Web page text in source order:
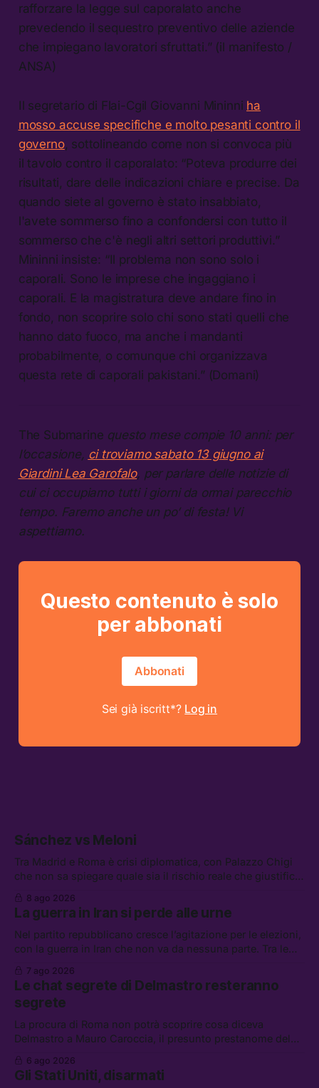
rafforzare la legge sul caporalato anche
prevedendo il sequestro preventivo delle aziende
che impiegano lavoratori sfruttati.” (il manifesto /
ANSA)
Il segretario di Flai-Cgil Giovanni Mininni ha
mosso accuse specifiche e molto pesanti contro il
governo, sottolineando come non si convoca più
il tavolo contro il caporalato: “Poteva produrre dei
risultati, dare delle indicazioni chiare e precise. Da
quando siete al governo è stato insabbiato,
l'avete sommerso fino a confondersi con tutto il
sommerso che c'è negli altri settori produttivi.”
Mininni insiste: “Il problema non sono solo i
caporali. Sono le imprese che ingaggiano i
caporali. E la magistratura deve andare fino in
fondo, non scoprire solo chi sono stati quelli che
hanno dato fuoco, ma anche i mandanti
probabilmente, o comunque chi organizzava
questa rete di caporali pakistani.” (Domani)
The Submarine questo mese compie 10 anni: per
l’occasione, ci troviamo sabato 13 giugno ai
Giardini Lea Garofalo, per parlare delle notizie di
cui ci occupiamo tutti i giorni da ormai parecchio
tempo. Faremo anche un po’ di festa! Vi
aspettiamo.
Questo contenuto è solo
per abbonati
Abbonati
Sei già iscritt*? Log in
Sánchez vs Meloni
Tra Madrid e Roma è crisi diplomatica, con Palazzo Chigi
che non sa spiegare quale sia il rischio reale che giustifica
di difesa tra Arabia Saudita, Pakistan e Turchia, la crisi del
carburante irregolare, e un altro caso di IA ribelle
8 ago 2026
La guerra in Iran si perde alle urne
Nel partito repubblicano cresce l’agitazione per le elezioni,
con la guerra in Iran che non va da nessuna parte. Tra le
lavoro, Schlein prova a mettere in sicurezza la coalizione, e
che cos’è lo “Spiralismo,” la religione degli agenti IA
7 ago 2026
Le chat segrete di Delmastro resteranno
segrete
La procura di Roma non potrà scoprire cosa diceva
Delmastro a Mauro Caroccia, il presunto prestanome del
attacchi in Libano, il governo chiederà 36 miliardi di
flessibilità in armi e energia, e Grokipedia è già stata
6 ago 2026
Gli Stati Uniti, disarmati